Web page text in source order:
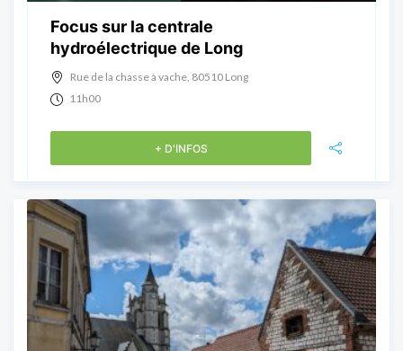
Focus sur la centrale
hydroélectrique de Long
Rue de la chasse à vache, 80510 Long
11h00
+ D'INFOS